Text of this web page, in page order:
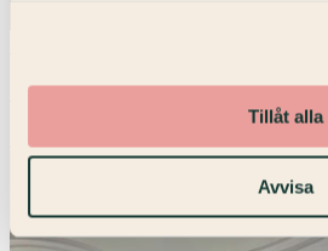
Tillåt alla
Avvisa
Salong 306